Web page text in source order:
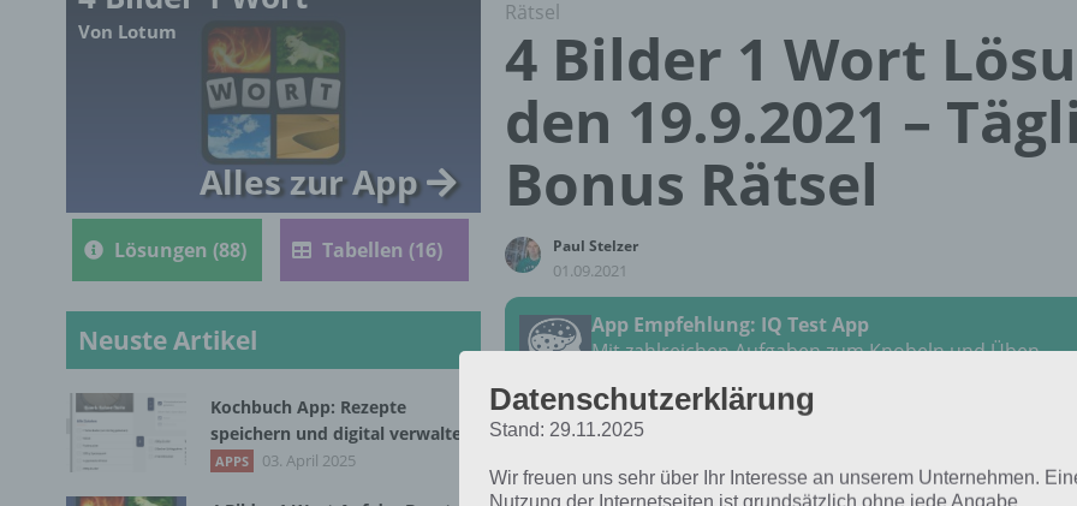
Rätsel
4 Bilder 1 Wort
den 19.9.2021 –
Bonus Rätsel
Paul Stelzer
01.09.2021
App Empfehlung: IQ Test App
Mit zahlreichen Aufgaben zum Knobeln und Üben
Rätsel vom 19.9.2021
September 2021 in 4 Bilder 1 Wort. Wenn du dort aktuell
Von Lotum
Alles zur App
Lösungen (88) Tabellen (16)
Neuste Artikel
Kochbuch App: Rezepte
speichern und digital verwalten
APPS 03. April 2025
Datenschutzerklärung
Stand: 29.11.2025
Wir freuen uns sehr über Ihr Interesse an unserem Unternehmen.
Nutzung der Internetseiten ist grundsätzlich ohne jede Angabe